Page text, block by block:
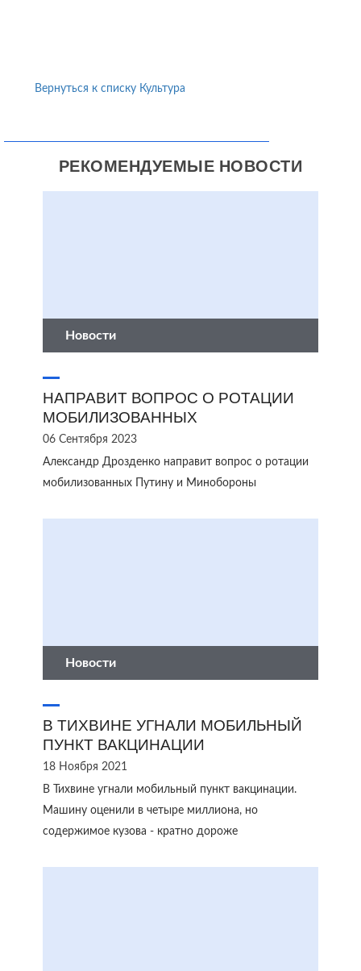
Вернуться к списку Культура
РЕКОМЕНДУЕМЫЕ НОВОСТИ
Новости
НАПРАВИТ ВОПРОС О РОТАЦИИ
МОБИЛИЗОВАННЫХ
06 Сентября 2023
Александр Дрозденко направит вопрос о ротации
мобилизованных Путину и Минобороны
Новости
В ТИХВИНЕ УГНАЛИ МОБИЛЬНЫЙ
ПУНКТ ВАКЦИНАЦИИ
18 Ноября 2021
В Тихвине угнали мобильный пункт вакцинации.
Машину оценили в четыре миллиона, но
содержимое кузова - кратно дороже